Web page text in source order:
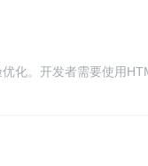
化。开发者需要使用
理、订单处理等功能。